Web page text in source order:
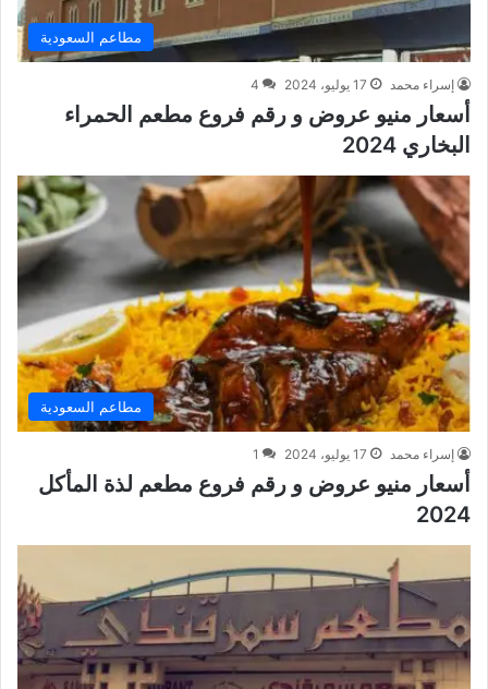
مطاعم السعودية
إسراء محمد 17 يوليو، 2024 4
أسعار منيو عروض و رقم فروع مطعم الحمراء
البخاري 2024
مطاعم السعودية
إسراء محمد 17 يوليو، 2024 1
أسعار منيو عروض و رقم فروع مطعم لذة المأكل
2024